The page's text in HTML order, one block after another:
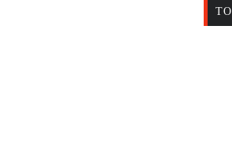
ΤΟ